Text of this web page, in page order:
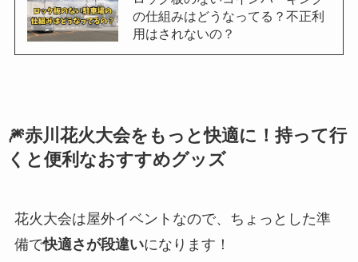
の仕組みはどうなってる？不正利
用はされないの？
🎆赤川花火大会をもっと快適に！持って行
くと便利なおすすめグッズ
花火大会は屋外イベントなので、ちょっとした準
備で快適さが段違いになります！